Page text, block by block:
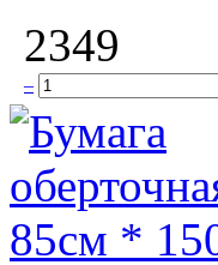
2349
–